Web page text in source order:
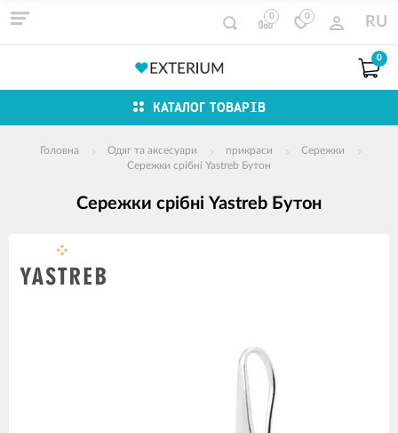
0 0 RU
0
КАТАЛОГ ТОВАРІВ
Головна Одяг та аксесуари прикраси
Сережки
Сережки срібні Yastreb Бутон
Сережки срібні Yastreb Бутон
зображення
продуктів